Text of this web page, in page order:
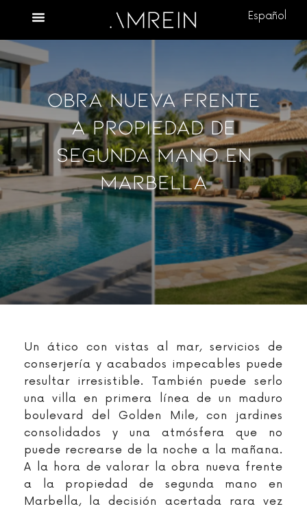
Español
Obra Nueva Frente
A Propiedad De
Segunda Mano En
Marbella
Un ático con vistas al mar, servicios de
conserjería y acabados impecables puede
resultar irresistible. También puede serlo
una villa en primera línea de un maduro
boulevard del Golden Mile, con jardines
consolidados y una atmósfera que no
puede recrearse de la noche a la mañana.
A la hora de valorar la obra nueva frente
a la propiedad de segunda mano en
Marbella, la decisión acertada rara vez